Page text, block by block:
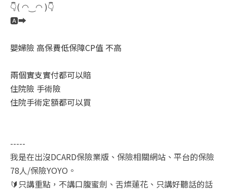
👇( ◠‿◠ )👇
🅰️➡️
嬰婦險 高保費低保障CP值 不高
兩個實支實付都可以賠
住院險 手術險
住院手術定額都可以買
-----
我是在出沒DCARD保險業版、保險相關網站、平台的保險
78人/保險YOYO。
🔰只講重點，不講口腹蜜劍、舌燦蓮花、只講好聽話的話